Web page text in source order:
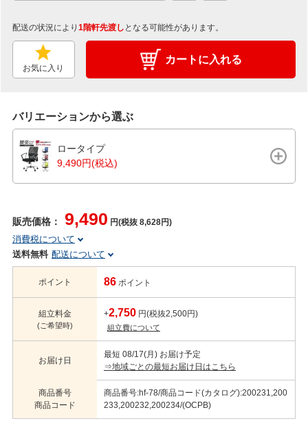
配送の状況により 1階軒先渡し となる可能性があります。
お気に入り
カートに入れる
バリエーションから選ぶ
ロータイプ
9,490円(税込)
販売価格： 9,490 円(税抜 8,628円)
消費税について
送料無料 配送について
ポイント 86 ポイント
組立料金
(ご希望時)
+2,750 円(税抜2,500円)
組立費について
お届け日
最短 08/17(月) お届け予定
⇒地域ごとの最短お届け日はこちら
商品番号
商品コード
商品番号:hf-78/商品コード(カタログ):200231,200
233,200232,200234/(OCPB)